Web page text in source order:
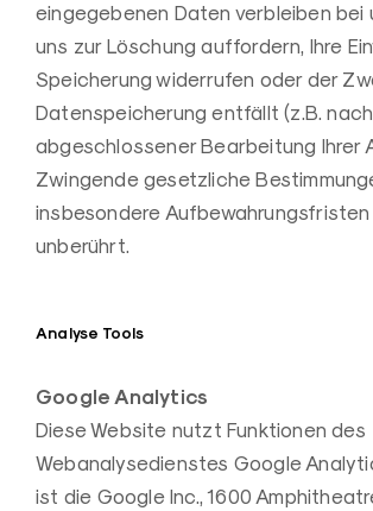
eingegebenen Daten verbleiben bei
uns zur Löschung auffordern, Ihre
Speicherung widerrufen oder der
Datenspeicherung entfällt (z.B. nach
abgeschlossener Bearbeitung Ihrer
Zwingende gesetzliche
insbesondere Aufbewahrungsfristen
unberührt.
Analyse Tools
Google Analytics
Diese Website nutzt Funktionen des
Webanalysedienstes Google
ist die Google Inc., 1600